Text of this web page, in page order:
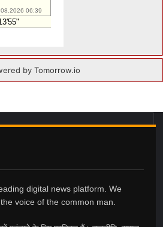
digital news platform. We
voice of the common man.